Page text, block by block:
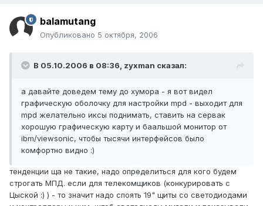
balamutang
Опубликовано 5 октября, 2006
В 05.10.2006 в 08:36, zyxman сказал:
а давайте доведем тему до хумора - я вот видел
графическую оболочку для настройки mpd - выходит для
mpd желательно иксы поднимать, ставить на сервак
хорошую графическую карту и баальшой монитор от
ibm/viewsonic, чтобы тысячи интерфейсов было
комфортно видно :)
тенденции ща не такие, надо определиться для кого будем
строгать МПД. если для телекомщиков (конкурировать с
Цыской :) ) - то значит надо споять 19" щиты со светодиодами